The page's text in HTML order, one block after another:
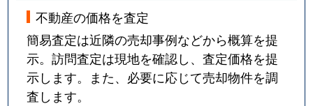
不動産の価格を査定
簡易査定は近隣の売却事例などから概算を提
示。訪問査定は現地を確認し、査定価格を提
示します。また、必要に応じて売却物件を調
査します。